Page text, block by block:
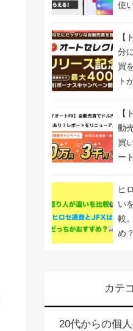
使
【
分
買
ト
催！
【
動
買
ー
ヒ
い
較
め？
カテ
20代からの個